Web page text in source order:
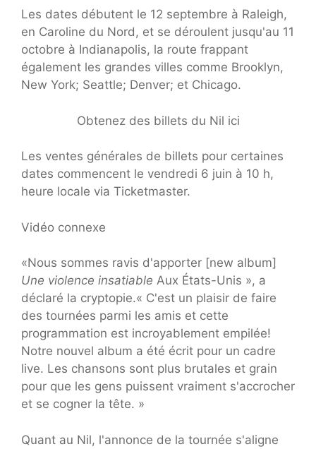
Les dates débutent le 12 septembre à Raleigh,
en Caroline du Nord, et se déroulent jusqu'au 11
octobre à Indianapolis, la route frappant
également les grandes villes comme Brooklyn,
New York; Seattle; Denver; et Chicago.
Obtenez des billets du Nil ici
Les ventes générales de billets pour certaines
dates commencent le vendredi 6 juin à 10 h,
heure locale via Ticketmaster.
Vidéo connexe
«Nous sommes ravis d'apporter [new album]
Une violence insatiable Aux États-Unis », a
déclaré la cryptopie.« C'est un plaisir de faire
des tournées parmi les amis et cette
programmation est incroyablement empilée!
Notre nouvel album a été écrit pour un cadre
live. Les chansons sont plus brutales et grain
pour que les gens puissent vraiment s'accrocher
et se cogner la tête. »
Quant au Nil, l'annonce de la tournée s'aligne